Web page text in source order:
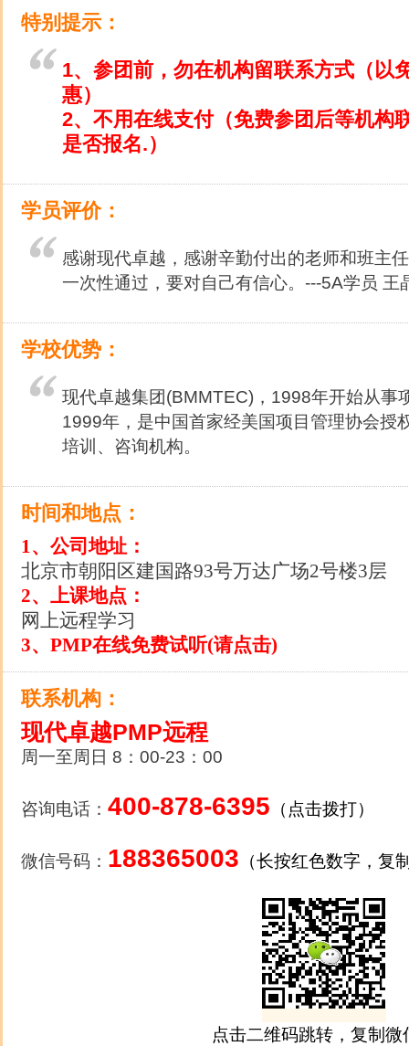
特别提示：
1、参团前，勿在机构留联系方式（以
惠）
2、不用在线支付（免费参团后等机构
是否报名.）
学员评价：
感谢现代卓越，感谢辛勤付出的老师和班主
一次性通过，要对自己有信心。---5A学员 王
学校优势：
现代卓越集团(BMMTEC)，1998年开始从事
1999年，是中国首家经美国项目管理协会授
培训、咨询机构。
时间和地点：
1、公司地址：
北京市朝阳区建国路93号万达广场2号楼3层
2、上课地点：
网上远程学习
3、PMP在线免费试听(请点击)
联系机构：
现代卓越PMP远程
周一至周日 8：00-23：00
咨询电话： 400-878-6395 （点击拨打）
微信号码： 188365003 （长按红色数字，复
点击二维码跳转，复制微